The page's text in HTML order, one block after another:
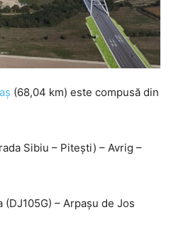
(68,04 km) este compusă din
Sibiu – Pitești) – Avrig –
– Arpașu de Jos